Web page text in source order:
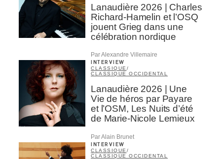
Lanaudière 2026 | Charles
Richard-Hamelin et l’OSQ
jouent Grieg dans une
célébration nordique
Par Alexandre Villemaire
INTERVIEW
CLASSIQUE /
CLASSIQUE OCCIDENTAL
Lanaudière 2026 | Une
Vie de héros par Payare
et l’OSM, Les Nuits d’été
de Marie-Nicole Lemieux
Par Alain Brunet
INTERVIEW
CLASSIQUE /
CLASSIQUE OCCIDENTAL